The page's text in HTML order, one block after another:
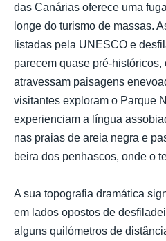
das Canárias oferece uma
longe do turismo de massas.
listadas pela UNESCO e
parecem quase pré-históricos,
atravessam paisagens
visitantes exploram o Parque
experienciam a língua
nas praias de areia negra e
beira dos penhascos, onde o
A sua topografia dramática
em lados opostos de
alguns quilómetros de